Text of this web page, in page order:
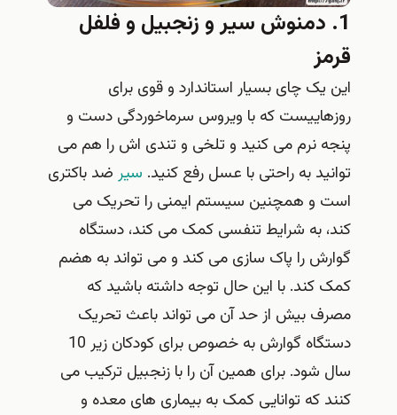
1. دمنوش سیر و زنجبیل و فلفل
قرمز
این یک چای بسیار استاندارد و قوی برای
روزهاییست که با ویروس سرماخوردگی دست و
پنجه نرم می کنید و تلخی و تندی اش را هم می
توانید به راحتی با عسل رفع کنید. سیر ضد باکتری
است و همچنین سیستم ایمنی را تحریک می
کند، به شرایط تنفسی کمک می کند، دستگاه
گوارش را پاک سازی می کند و می تواند به هضم
کمک کند. با این حال توجه داشته باشید که
مصرف بیش از حد آن می تواند باعث تحریک
دستگاه گوارش به خصوص برای کودکان زیر 10
سال شود. برای همین آن را با زنجبیل ترکیب می
کنند که توانایی کمک به بیماری های معده و